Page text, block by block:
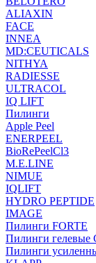
ALIAXIN
FACE
INNEA
MD:CEUTICALS
NITHYA
RADIESSE
ULTRACOL
IQ LIFT
Пилинги
Apple Peel
ENERPEEL
BioRePeelCl3
M.E.LINE
NIMUE
IQLIFT
HYDRO PEPTIDE
IMAGE
Пилинги FORTE
Пилинги
Пилинги